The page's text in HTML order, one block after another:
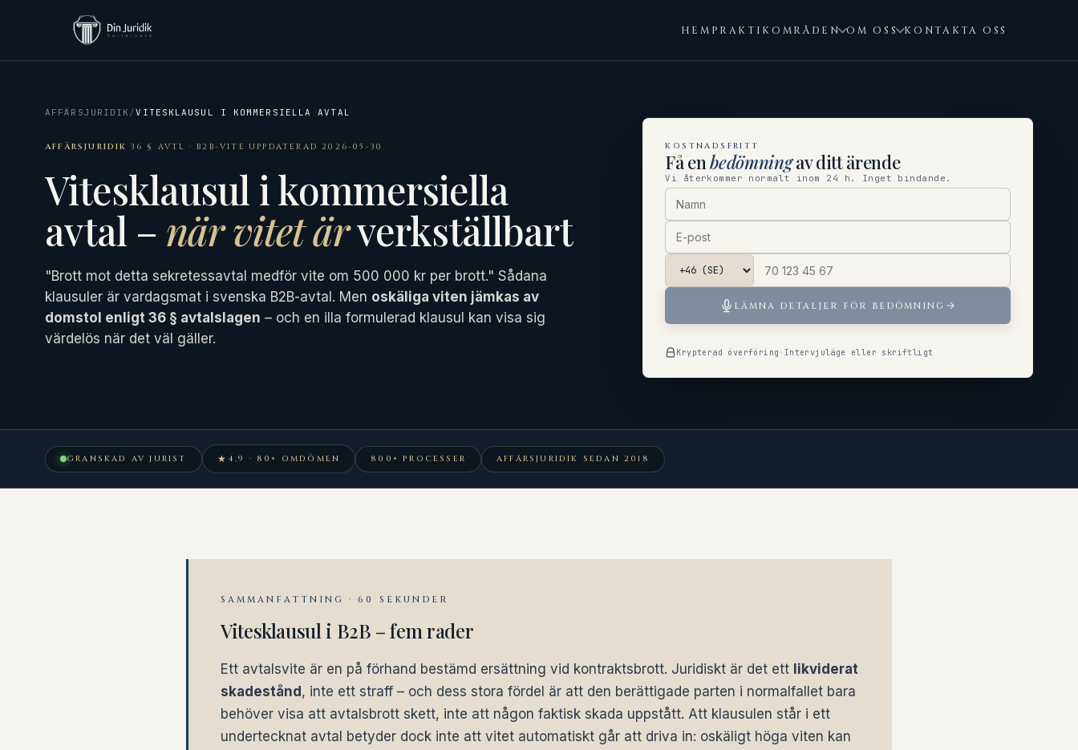
HEM PRAKTIKOMRÅDEN OM OSS KONTAKTA OSS
AFFÄRSJURIDIK /VITESKLAUSUL I KOMMERSIELLA AVTAL
AFFÄRSJURIDIK · 36 § AVTL · B2B-VITE · UPPDATERAD 2026-05-30
Vitesklausul i kommersiella
avtal – när vitet ärverkställbart
"Brott mot detta sekretessavtal medför vite om 500 000 kr per brott." Sådana
klausuler är vardagsmat i svenska B2B-avtal. Men oskäliga viten jämkas av
domstol enligt 36 § avtalslagen – och en illa formulerad klausul kan visa sig
värdelös när det väl gäller.
KOSTNADSFRITT
Få enbedömningav ditt ärende
Vi återkommer normalt inom 24 h. Inget bindande.
LÄMNA DETALJER FÖR BEDÖMNING
Krypterad överföring · Intervjuläge eller skriftligt
GRANSKAD AV JURIST ★ 4,9 · 80+ OMDÖMEN 800+ PROCESSER AFFÄRSJURIDIK SEDAN 2018
SAMMANFATTNING · 60 SEKUNDER
Vitesklausul i B2B – fem rader
Ett avtalsvite är en på förhand bestämd ersättning vid kontraktsbrott. Juridiskt är det ett likviderat
skadestånd , inte ett straff – och dess stora fördel är att den berättigade parten i normalfallet bara
behöver visa att avtalsbrott skett, inte att någon faktisk skada uppstått. Att klausulen står i ett
undertecknat avtal betyder dock inte att vitet automatiskt går att driva in: oskäligt höga viten kan